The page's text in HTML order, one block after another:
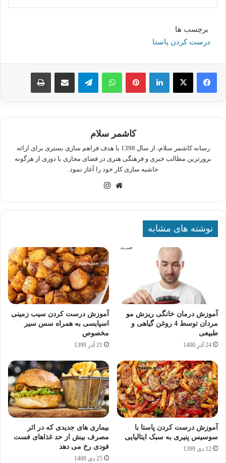
برچسب ها
درست کردن پاستا
لینکدین پینترستواتس آپ تلگرام اشتراک گذاری از طریق ایمیل چاپ
کاشمر سلام
رسانه کاشمر سلام، از سال 1398 با هدف فراهم سازی بستری برای ارائه
بروزترین مطالب خبری و فرهنگی هنری در فضای مجازی با دوری از هرگونه
حاشیه سازی کار خود را آغاز نمود.
وبسایت
نوشته های مشابه
آموزش درمان خانگی ریزش مو
مردان توسط 4 روغن گیاهی و
طبیعی
24 آذر 1400
آموزش درست کردن سیب زمینی
اسپایسی به همراه سس سیر
مخصوص
21 آذر 1399
آموزش درست کردن پاستا با
سوسیس پنیری به سبک ایتالیایی
12 دی 1399
بیماری های جدیدی که در اثر
مصرف بیش از حد غذاهای فست
فودی رخ می دهد
25 دی 1400